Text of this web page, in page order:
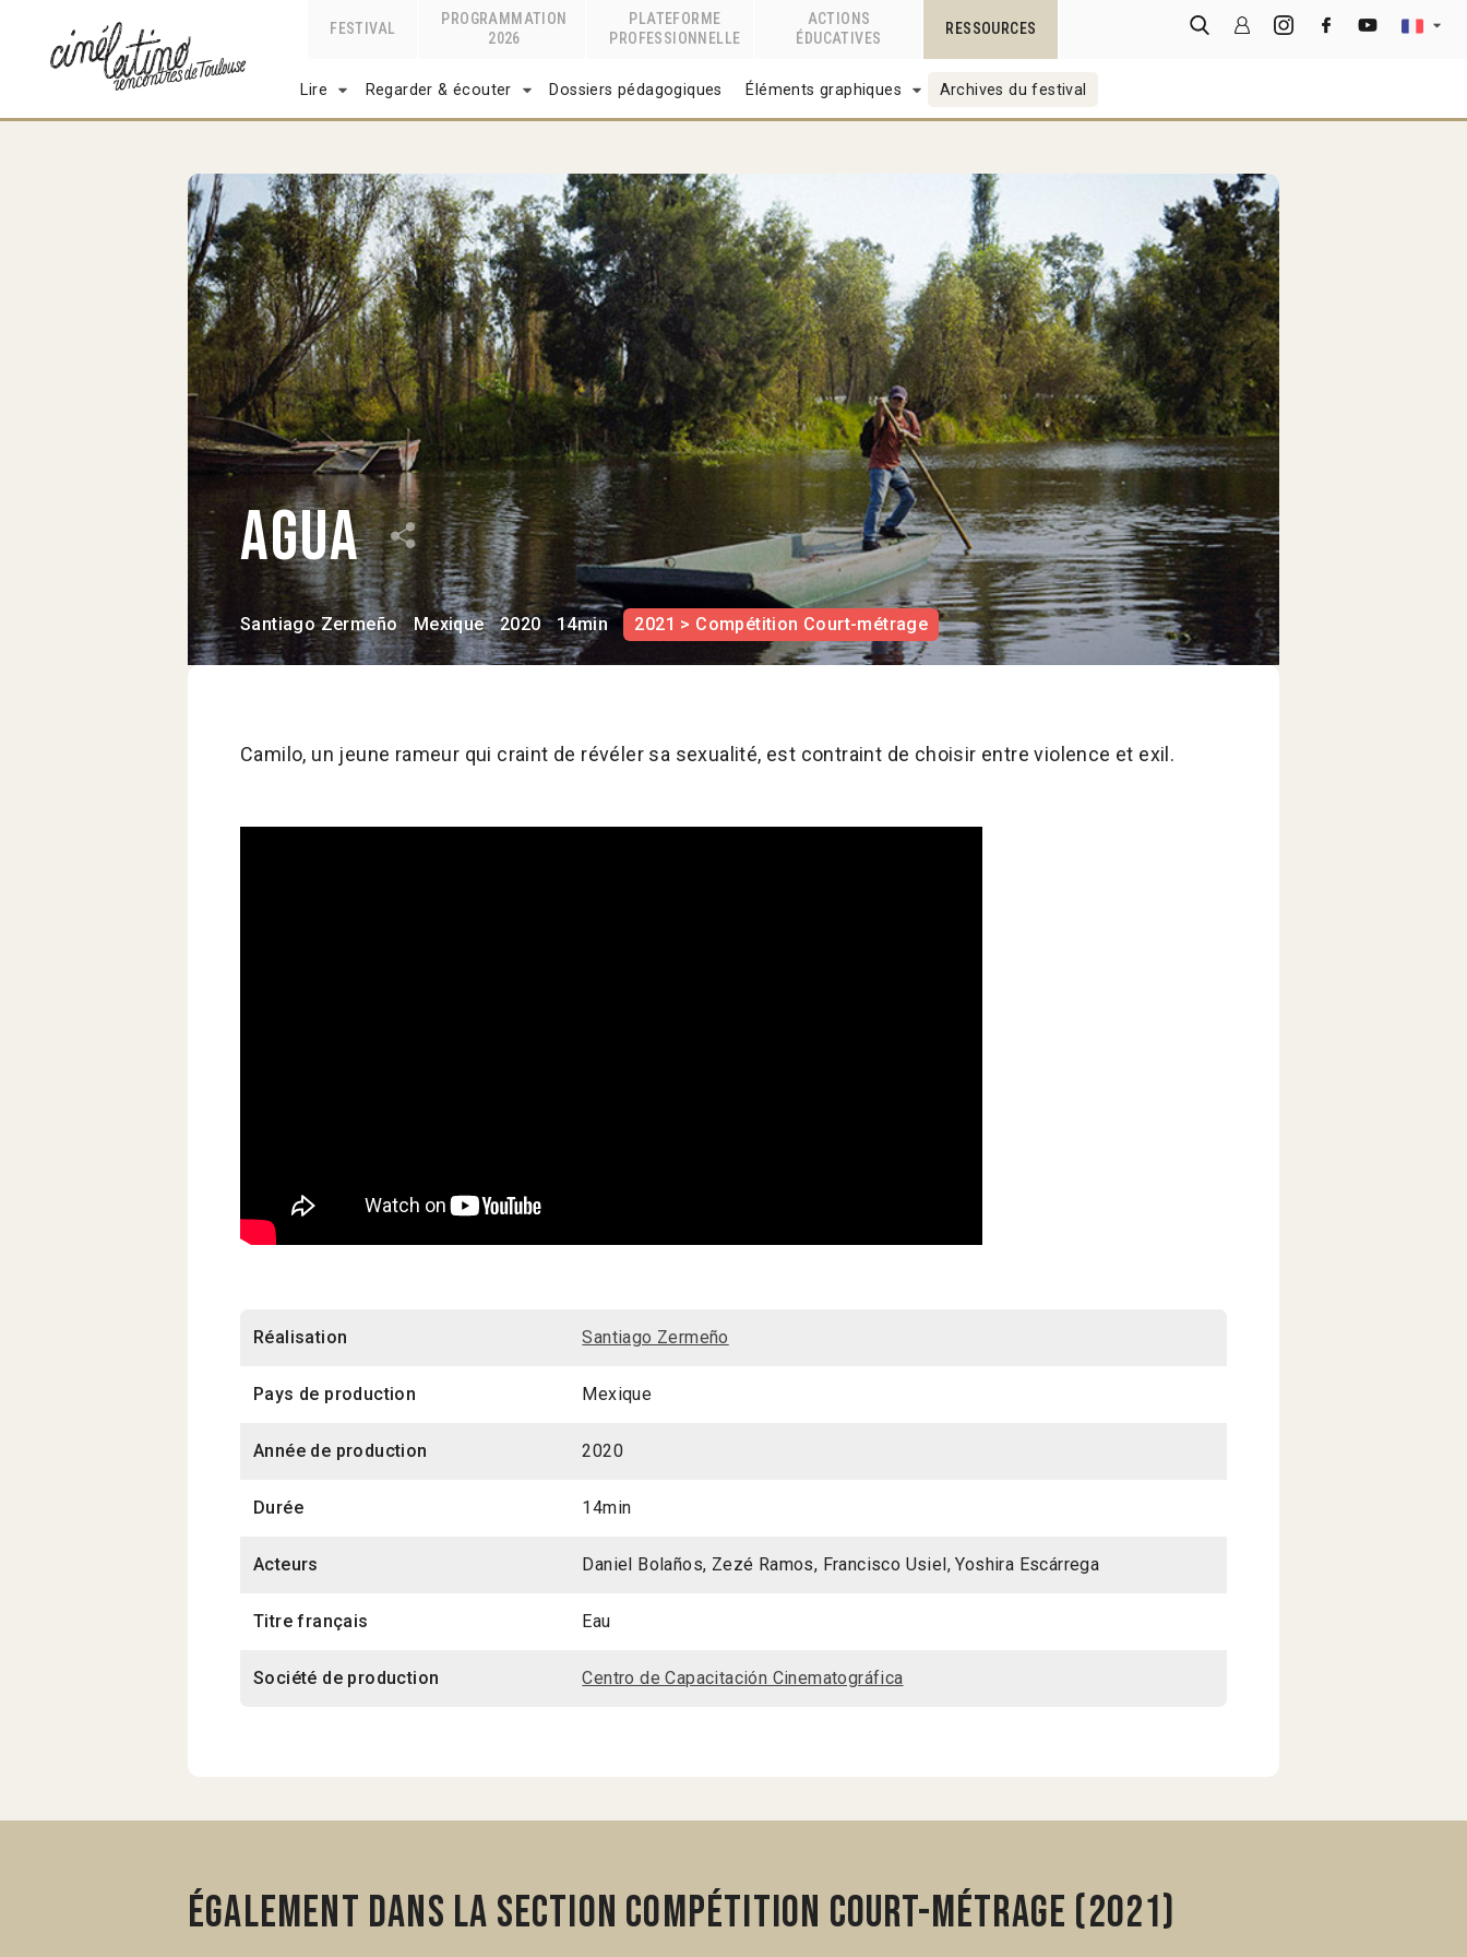
FESTIVAL
PROGRAMMATION
2026
PLATEFORME
PROFESSIONNELLE
ACTIONS
ÉDUCATIVES
RESSOURCES
Lire Regarder & écouter Dossiers pédagogiques Éléments graphiques Archives du festival
Agua
Santiago Zermeño Mexique 2020 14min 2021 > Compétition Court-métrage
Camilo, un jeune rameur qui craint de révéler sa sexualité, est contraint de choisir entre violence et exil.
Réalisation Santiago Zermeño
Pays de production Mexique
Année de production 2020
Durée 14min
Acteurs Daniel Bolaños, Zezé Ramos, Francisco Usiel, Yoshira Escárrega
Titre français Eau
Société de production Centro de Capacitación Cinematográfica
Également dans la section Compétition Court-métrage (2021)